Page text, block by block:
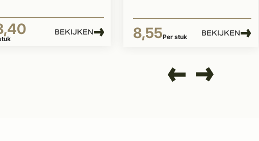
BEKIJKEN 8,55Per stuk BEKIJKEN